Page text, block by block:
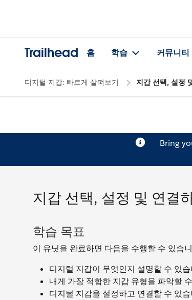
Trailhead 홈 학습 커뮤니티
디지털 지갑: 빠르게 살펴보기 지갑 선택, 설정
Bring
지갑 선택, 설정 및 연결
학습 목표
이 유닛을 완료하면 다음을 수행할 수 있습
디지털 지갑이 무엇인지 설명할 수 있
내게 가장 적합한 지갑 유형을 파악할
디지털 지갑을 설정하고 연결할 수 있